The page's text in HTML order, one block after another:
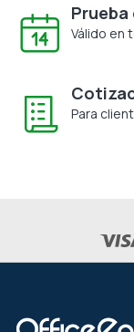
Prueba
Válido en
Para